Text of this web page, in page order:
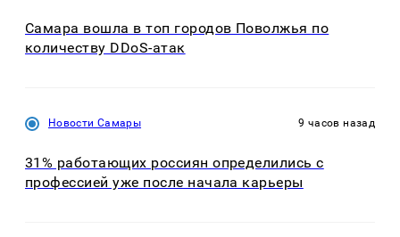
Самара вошла в топ городов Поволжья по
количеству DDoS-атак
Новости Самары 9 часов назад
31% работающих россиян определились с
профессией уже после начала карьеры